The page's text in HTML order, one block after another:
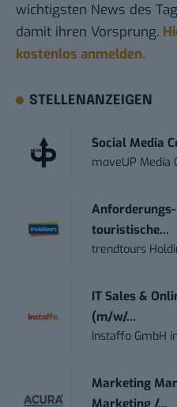
wichtigsten News des
damit ihren Vorsprung.
kostenlos anmelden.
STELLENANZEIGEN
Social Media
moveUP Media
touristische...
trendtours
IT Sales &
(m/w/...
Instaffo GmbH
Marketing